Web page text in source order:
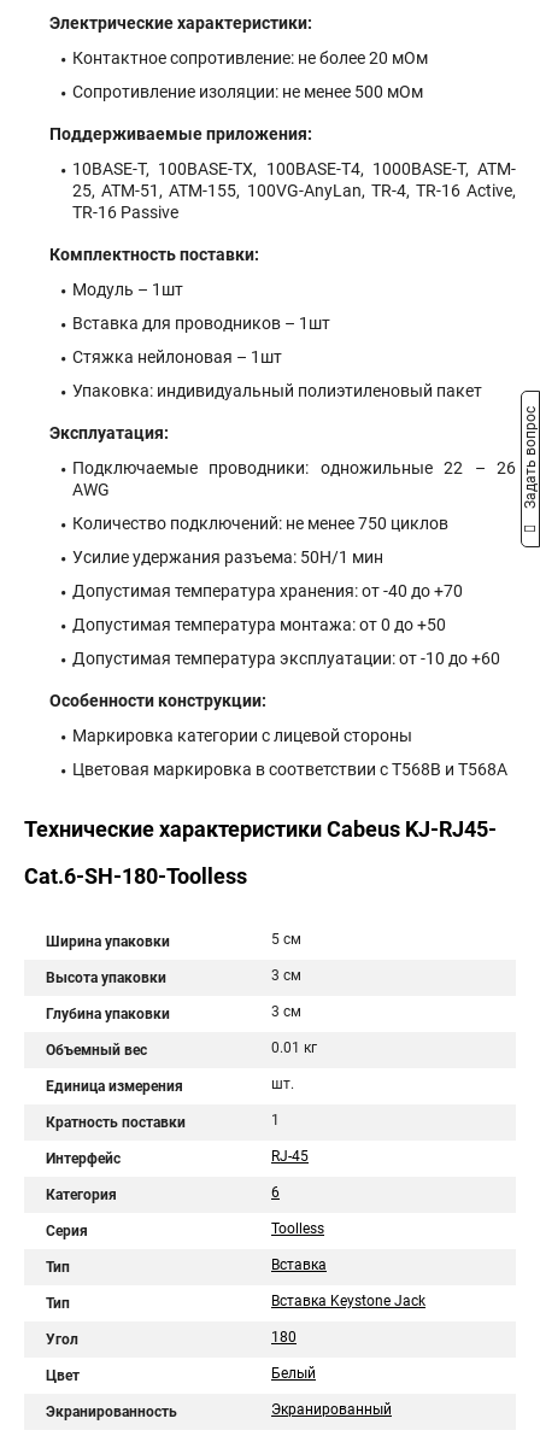
Электрические характеристики:
Контактное сопротивление: не более 20 мОм
Сопротивление изоляции: не менее 500 мОм
Поддерживаемые приложения:
10BASE-T, 100BASE-TX, 100BASE-T4, 1000BASE-T, ATM-
25, ATM-51, ATM-155, 100VG-AnyLan, TR-4, TR-16 Active,
TR-16 Passive
Комплектность поставки:
Модуль – 1шт
Вставка для проводников – 1шт
Стяжка нейлоновая – 1шт
Упаковка: индивидуальный полиэтиленовый пакет
Эксплуатация:
Подключаемые проводники: одножильные 22 – 26
AWG
Количество подключений: не менее 750 циклов
Усилие удержания разъема: 50Н/1 мин
Допустимая температура хранения: от -40 до +70
Допустимая температура монтажа: от 0 до +50
Допустимая температура эксплуатации: от -10 до +60
Особенности конструкции:
Маркировка категории с лицевой стороны
Цветовая маркировка в соответствии с Т568В и Т568А
Технические характеристики Cabeus KJ-RJ45-
Cat.6-SH-180-Toolless
Ширина упаковки 5 см
Высота упаковки 3 см
Глубина упаковки 3 см
Объемный вес 0.01 кг
Единица измерения шт.
Кратность поставки 1
Интерфейс RJ-45
Категория 6
Серия Toolless
Тип Вставка
Тип Вставка Keystone Jack
Угол 180
Цвет Белый
Экранированность Экранированный
Задать вопрос